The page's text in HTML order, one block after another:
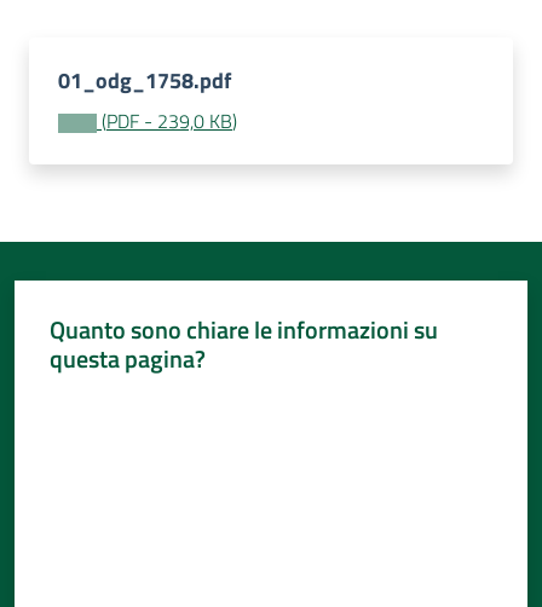
01_odg_1758.pdf
(PDF - 239,0 KB)
Quanto sono chiare le informazioni su
questa pagina?